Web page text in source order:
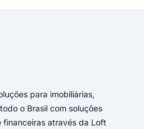
para imobiliárias,
o Brasil com soluções
através da Loft